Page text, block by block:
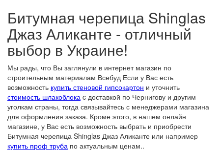
Битумная черепица Shinglas
Джаз Аликанте - отличный
выбор в Украине!
Мы рады, что Вы заглянули в интернет магазин по
строительным материалам Всебуд Если у Вас есть
возможность купить стеновой гипсокартон и уточнить
стоимость шлакоблока c доставкой по Чернигову и другим
уголкам страны, тогда связывайтесь с менеджерами магазина
для оформления заказа. Кроме этого, в нашем онлайн
магазине, у Вас есть возможность выбрать и приобрести
Битумная черепица Shinglas Джаз Аликанте или например
купить проф труба по актуальным ценам..